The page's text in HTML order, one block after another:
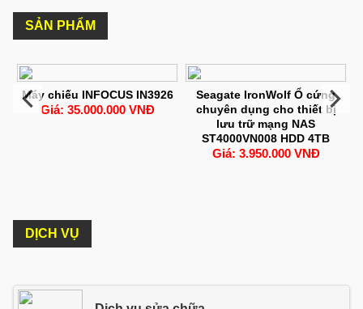
SẢN PHẨM
Máy chiếu INFOCUS IN3926
Giá: 35.000.000 VNĐ
Seagate IronWolf Ổ cứng
chuyên dụng cho thiết bị
lưu trữ mạng NAS
ST4000VN008 HDD 4TB
Giá: 3.950.000 VNĐ
DỊCH VỤ